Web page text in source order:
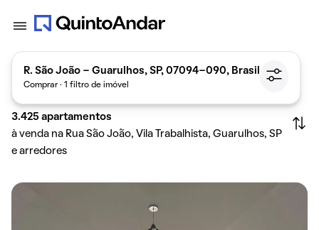
R. São João - Guarulhos, SP, 07094-090, Brasil
Comprar · 1 filtro de imóvel
3.425 apartamentos
à venda na Rua São João, Vila Trabalhista, Guarulhos, SP
e arredores